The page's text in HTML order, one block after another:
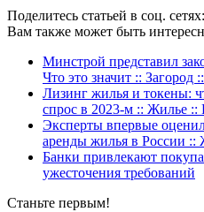
Поделитесь статьей в соц. сетях:
Вам также может быть
Минстрой представил
Что это значит ::
Лизинг жилья и токeны:
спрос в 2023-м :: Жилье
Эксперты впервые
аренды жилья в России
Банки привлекают
ужесточения требований
Станьте первым!